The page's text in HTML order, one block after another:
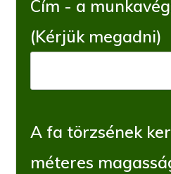
Cím - a
(Kérjük megadni)
A fa törzsének
méteres